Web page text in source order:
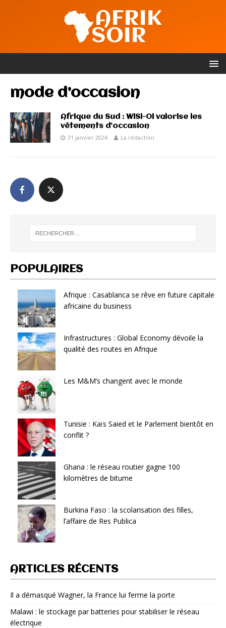
mode d’occasion
Afrique du Sud : WiSi-Oi valorise les
vêtements d’occasion
31 janvier 2024 La rédaction
POPULAIRES
Afrique : Casablanca se rêve en future capitale
africaine du business
Infrastructures : Global Economy dévoile la
qualité des routes en Afrique
Les M&M’s changent avec le monde
Tunisie : Kaïs Saied et le Parlement bientôt en
conflit ?
Ghana : le réseau routier gagne 100
kilomètres de bitume
Burkina Faso : la scolarisation des filles,
l’affaire de Res Publica
ARTICLES RÉCENTS
Il a démasqué Wagner, la France lui ferme la porte
Malawi : le stockage par batteries pour stabiliser le réseau
électrique